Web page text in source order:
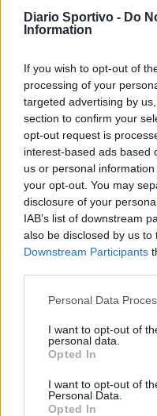
Diario Sportivo - Do
Information
If you wish to opt-out of
processing of your
targeted advertising by
section to confirm your
opt-out request is
interest-based ads based
us or personal
your opt-out. You may
disclosure of your
IAB’s list of downstream
also be disclosed by us to
Downstream Participants
Personal Data
I want to opt-out of
personal data.
Opted In
I want to opt-out of
Personal Data.
Opted In